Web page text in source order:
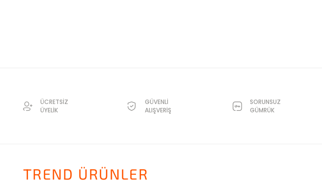
ÜCRETSİZ
ÜYELİK
GÜVENLİ
ALIŞVERİŞ
SORUNSUZ
GÜMRÜK
TREND ÜRÜNLER